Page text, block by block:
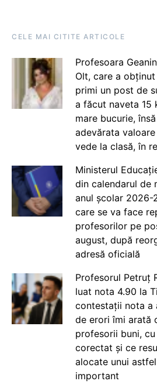
CELE MAI CITITE ARTICOLE
Profesoara
Olt, care a
primi un post de
a făcut naveta 15
mare bucurie,
adevărata
vede la clasă, în
Ministerul
din calendarul de
anul școlar 2026-
care se va face
profesorilor pe
august, după
adresă oficială
Profesorul Petruț
luat nota 4.90 la
contestații nota a
de erori îmi arată
profesorii buni,
corectat și ce
alocate unui
important